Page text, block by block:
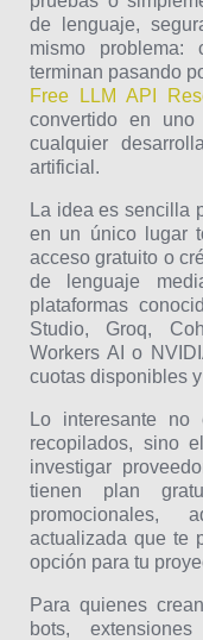
de lenguaje,
mismo problema:
terminan pasando
Free LLM API
convertido en
cualquier
artificial.
La idea es sencilla
en un único lugar
acceso gratuito o
de lenguaje
plataformas
Studio, Groq,
Workers AI o
cuotas disponibles
Lo interesante
recopilados, sino
investigar
tienen plan
promocionales,
actualizada que te
opción para tu
Para quienes
bots,